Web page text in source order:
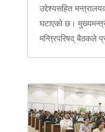
उद्देश्यसहित
घटाएको छ।
मन्त्रिपरिषद् बैठकले